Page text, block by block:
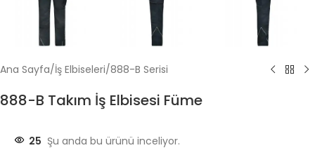
Ana Sayfa/İş Elbiseleri/888-B Serisi
888-B Takım İş Elbisesi Füme
25 Şu anda bu ürünü inceliyor.